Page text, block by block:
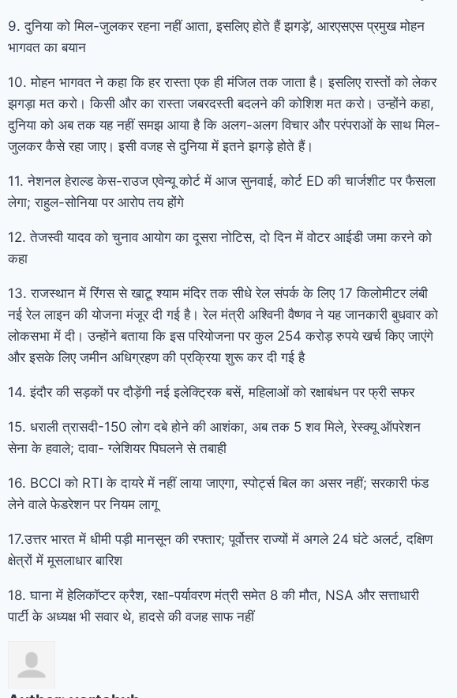
9. दुनिया को मिल-जुलकर रहना नहीं आता, इसलिए होते हैं झगड़े’, आरएसएस प्रमुख मोहन
भागवत का बयान
10. मोहन भागवत ने कहा कि हर रास्ता एक ही मंजिल तक जाता है। इसलिए रास्तों को लेकर
झगड़ा मत करो। किसी और का रास्ता जबरदस्ती बदलने की कोशिश मत करो। उन्होंने कहा,
दुनिया को अब तक यह नहीं समझ आया है कि अलग-अलग विचार और परंपराओं के साथ मिल-
जुलकर कैसे रहा जाए। इसी वजह से दुनिया में इतने झगड़े होते हैं।
11. नेशनल हेराल्ड केस-राउज एवेन्यू कोर्ट में आज सुनवाई, कोर्ट ED की चार्जशीट पर फैसला
लेगा; राहुल-सोनिया पर आरोप तय होंगे
12. तेजस्वी यादव को चुनाव आयोग का दूसरा नोटिस, दो दिन में वोटर आईडी जमा करने को
कहा
13. राजस्थान में रिंगस से खाटू श्याम मंदिर तक सीधे रेल संपर्क के लिए 17 किलोमीटर लंबी
नई रेल लाइन की योजना मंजूर दी गई है। रेल मंत्री अश्विनी वैष्णव ने यह जानकारी बुधवार को
लोकसभा में दी। उन्होंने बताया कि इस परियोजना पर कुल 254 करोड़ रुपये खर्च किए जाएंगे
और इसके लिए जमीन अधिग्रहण की प्रक्रिया शुरू कर दी गई है
14. इंदौर की सड़कों पर दौड़ेंगी नई इलेक्ट्रिक बसें, महिलाओं को रक्षाबंधन पर फ्री सफर
15. धराली त्रासदी-150 लोग दबे होने की आशंका, अब तक 5 शव मिले, रेस्क्यू ऑपरेशन
सेना के हवाले; दावा- ग्लेशियर पिघलने से तबाही
16. BCCI को RTI के दायरे में नहीं लाया जाएगा, स्पोर्ट्स बिल का असर नहीं; सरकारी फंड
लेने वाले फेडरेशन पर नियम लागू
17.उत्तर भारत में धीमी पड़ी मानसून की रफ्तार; पूर्वोत्तर राज्यों में अगले 24 घंटे अलर्ट, दक्षिण
क्षेत्रों में मूसलाधार बारिश
18. घाना में हेलिकॉप्टर क्रैश, रक्षा-पर्यावरण मंत्री समेत 8 की मौत, NSA और सत्ताधारी
पार्टी के अध्यक्ष भी सवार थे, हादसे की वजह साफ नहीं